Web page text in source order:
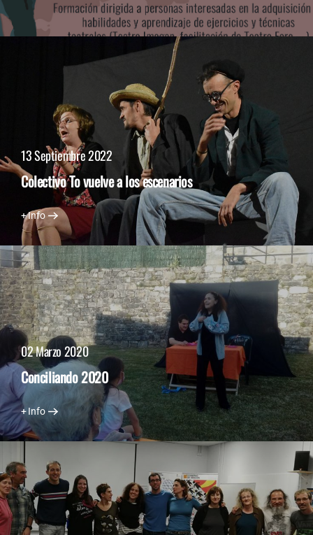
13 Septiembre 2022
Colectivo To vuelve a los escenarios
+ Info
02 Marzo 2020
Conciliando 2020
+ Info